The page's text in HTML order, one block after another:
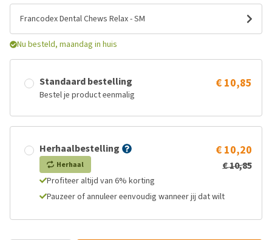
Francodex Dental Chews Relax - SM
Nu besteld, maandag in huis
Standaard bestelling
Bestel je product eenmalig
€ 10,85
Herhaalbestelling
Herhaal
€ 10,20
€ 10,85
Profiteer altijd van 6% korting
Pauzeer of annuleer eenvoudig wanneer jij dat wilt